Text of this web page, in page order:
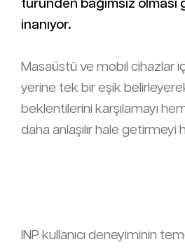
türünden bağımsız
inanıyor.
Masaüstü ve mobil cihazlar
yerine tek bir eşik belirleyerek
beklentilerini karşılamayı
daha anlaşılır hale getirmeyi
INP kullanıcı deneyiminin